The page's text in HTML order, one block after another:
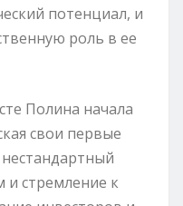
потенциал, и
роль в ее
Полина начала
свои первые
стремление к